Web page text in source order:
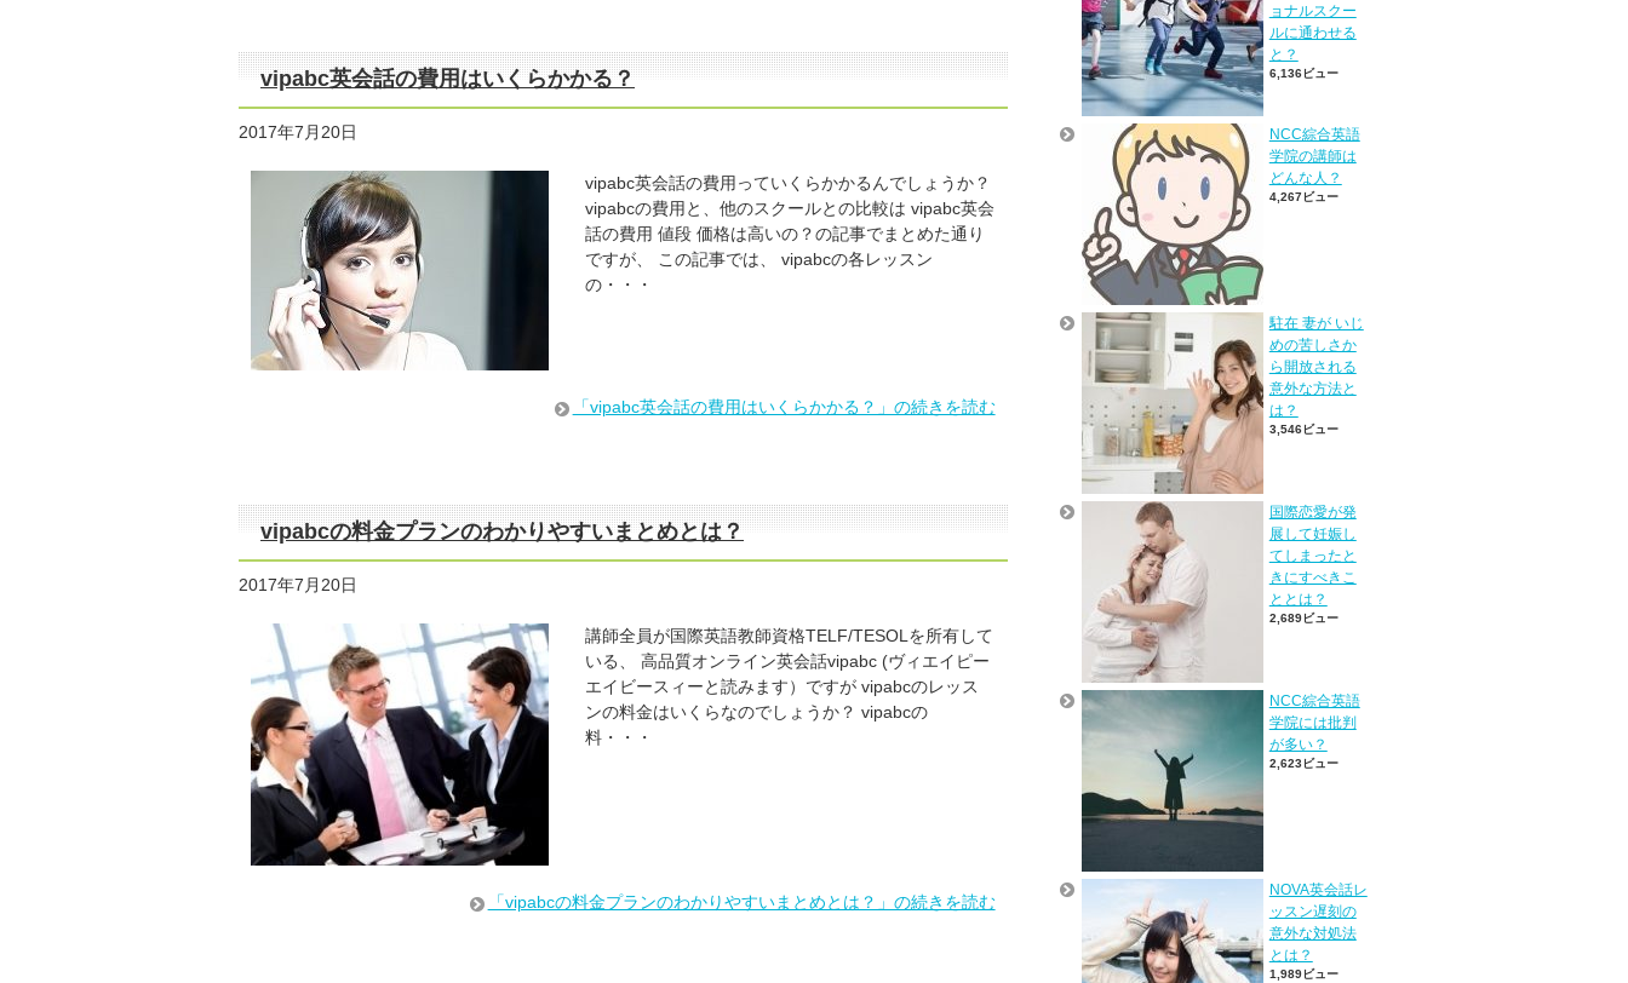
vipabc英会話の費用はいくらかかる？
2017年7月20日
vipabc英会話の費用っていくらかかるんでしょうか？
vipabcの費用と、他のスクールとの比較は vipabc英会
話の費用 値段 価格は高いの？の記事でまとめた通り
ですが、 この記事では、 vipabcの各レッスン
の・・・
「vipabc英会話の費用はいくらかかる？」の続きを読む
vipabcの料金プランのわかりやすいまとめとは？
2017年7月20日
講師全員が国際英語教師資格TELF/TESOLを所有して
いる、 高品質オンライン英会話vipabc (ヴィエイピー
エイビースィーと読みます）ですが vipabcのレッス
ンの料金はいくらなのでしょうか？ vipabcの
料・・・
「vipabcの料金プランのわかりやすいまとめとは？」の続きを読む
ョナルスクー
ルに通わせる
と？
6,136ビュー
NCC綜合英語
学院の講師は
どんな人？
4,267ビュー
駐在 妻が いじ
めの苦しさか
ら開放される
意外な方法と
は？
3,546ビュー
国際恋愛が発
展して妊娠し
てしまったと
きにすべきこ
ととは？
2,689ビュー
NCC綜合英語
学院には批判
が多い？
2,623ビュー
NOVA英会話レ
ッスン遅刻の
意外な対処法
とは？
1,989ビュー